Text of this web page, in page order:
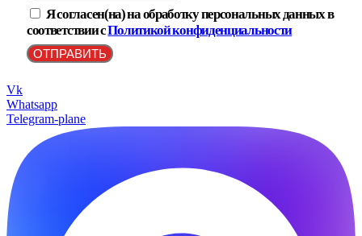
Я согласен(на) на обработку персональных данных в
соответствии сПолитикой конфиденциальности
ОТПРАВИТЬ
Vk
Whatsapp
Telegram-plane